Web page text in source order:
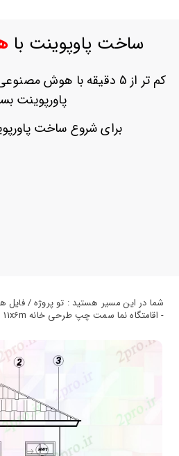
حساب
ثبت
بازیابی
ساخت پاوپوینت با
کم تر از 5 دقیقه با هوش مصنوعی
پاورپوینت
برای شروع ساخت
شما در این مسیر هستید : تو پروژه / فایل
- اقامتگاه نما سمت چپ طرحی خانه 11x6m اتوکد (کد169181)